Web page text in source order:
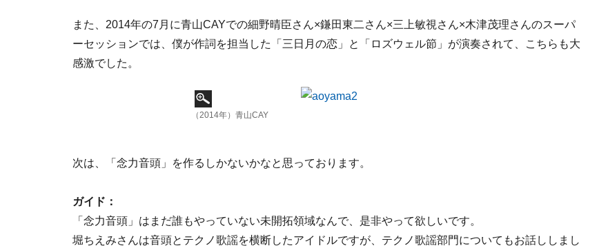
また、2014年の7月に青山CAYでの細野晴臣さん×鎌田東二さん×三上敏視さん×木津茂理さんのスーパ
ーセッションでは、僕が作詞を担当した「三日月の恋」と「ロズウェル節」が演奏されて、こちらも大
感激でした。
（2014年）青山CAY
次は、「念力音頭」を作るしかないかなと思っております。
ガイド：
「念力音頭」はまだ誰もやっていない未開拓領域なんで、是非やって欲しいです。
堀ちえみさんは音頭とテクノ歌謡を横断したアイドルですが、テクノ歌謡部門についてもお話ししまし